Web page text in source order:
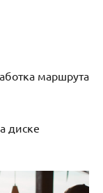
маршрута
диске